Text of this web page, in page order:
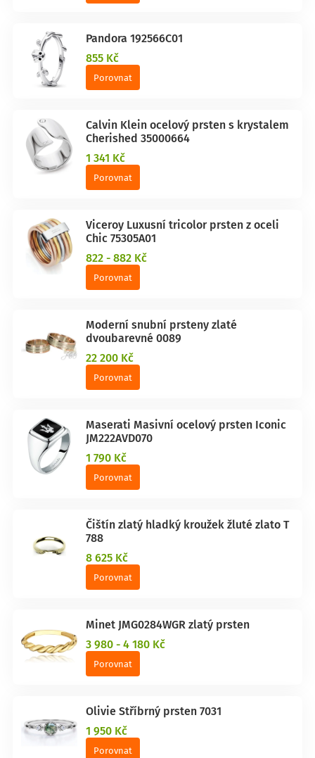
Pandora 192566C01
855 Kč
Porovnat
Calvin Klein ocelový prsten s krystalem
Cherished 35000664
1 341 Kč
Porovnat
Viceroy Luxusní tricolor prsten z oceli
Chic 75305A01
822 - 882 Kč
Porovnat
Moderní snubní prsteny zlaté
dvoubarevné 0089
22 200 Kč
Porovnat
Maserati Masivní ocelový prsten Iconic
JM222AVD070
1 790 Kč
Porovnat
Čištín zlatý hladký kroužek žluté zlato T
788
8 625 Kč
Porovnat
Minet JMG0284WGR zlatý prsten
3 980 - 4 180 Kč
Porovnat
Olivie Stříbrný prsten 7031
1 950 Kč
Porovnat